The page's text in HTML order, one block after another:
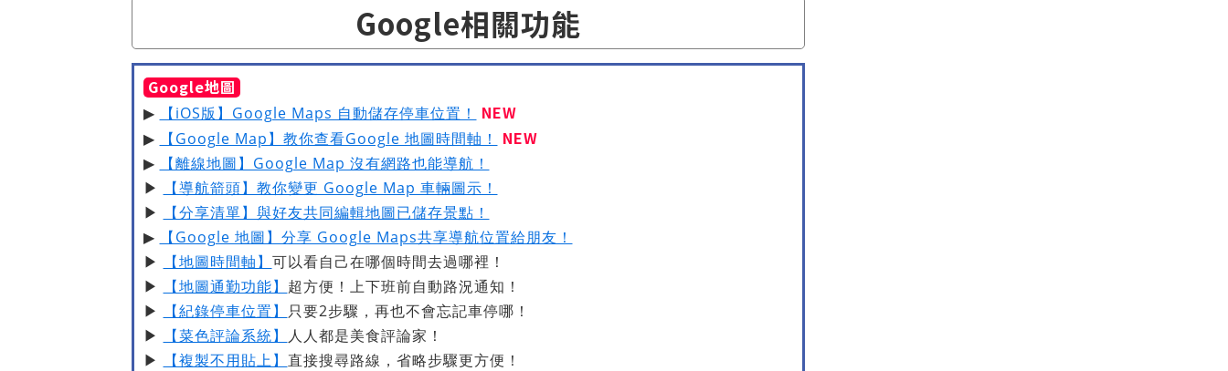
Google相關功能
Google地圖
▶ 【iOS版】Google Maps 自動儲存停車位置！ NEW
▶ 【Google Map】教你查看Google 地圖時間軸！ NEW
▶
【離線地圖】Google Map 沒有網路也能導航！
▶
【導航箭頭】教你變更 Google Map 車輛圖示！
▶
【分享清單】與好友共同編輯地圖已儲存景點！
▶
【Google 地圖】分享 Google Maps共享導航位置給朋友！
▶
【地圖時間軸】 可以看自己在哪個時間去過哪裡！
▶
【地圖通勤功能】 超方便！上下班前自動路況通知！
▶
【紀錄停車位置】 只要2步驟，再也不會忘記車停哪！
▶
【菜色評論系統】 人人都是美食評論家！
▶
【複製不用貼上】 直接搜尋路線，省略步驟更方便！